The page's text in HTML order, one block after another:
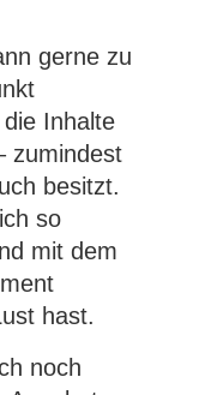
gerne zu
Inhalte
zumindest
besitzt.
so
mit dem
hast.
noch